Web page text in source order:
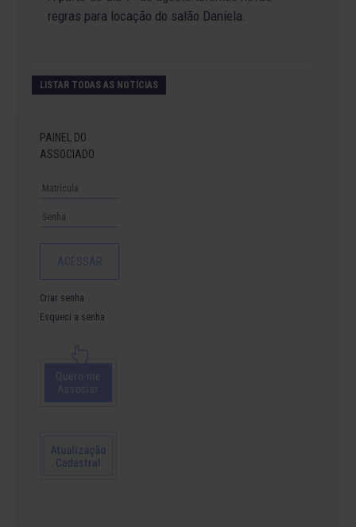
regras para locação do salão Daniela.
LISTAR TODAS AS NOTÍCIAS
PAINEL DO
ASSOCIADO
Criar senha
Esqueci a senha